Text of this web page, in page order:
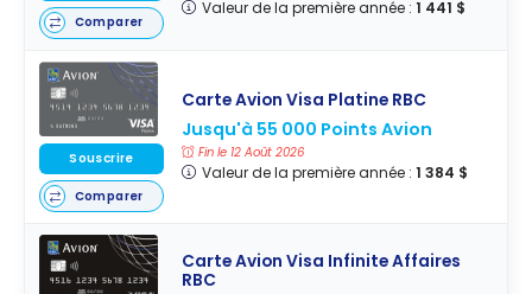
Valeur de la première année : 1 441 $
Comparer
Carte Avion Visa Platine RBC
Jusqu'à 55 000 Points Avion
Fin le 12 Août 2026
Valeur de la première année : 1 384 $
Souscrire
Comparer
Carte Avion Visa Infinite Affaires
RBC